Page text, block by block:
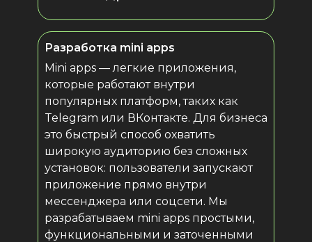
Mini apps — легкие приложения,
которые работают внутри
популярных платформ, таких как
Telegram или ВКонтакте. Для бизнеса
это быстрый способ охватить
широкую аудиторию без сложных
установок: пользователи запускают
приложение прямо внутри
мессенджера или соцсети. Мы
разрабатываем mini apps простыми,
функциональными и заточенными
Разработка mini apps